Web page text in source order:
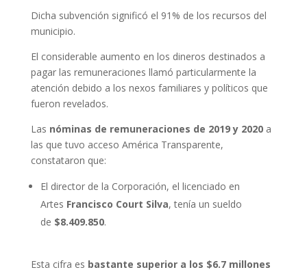
Dicha subvención significó el 91% de los recursos del
municipio.
El considerable aumento en los dineros destinados a
pagar las remuneraciones llamó particularmente la
atención debido a los nexos familiares y políticos que
fueron revelados.
Las nóminas de remuneraciones de 2019 y 2020a
las que tuvo acceso América Transparente,
constataron que:
El director de la Corporación, el licenciado en
Artes Francisco Court Silva, tenía un sueldo
de $8.409.850.
Esta cifra es bastante superior a los $6.7 millones